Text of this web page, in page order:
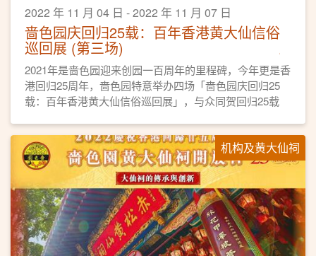
2022 年 11 月 04 日 - 2022 年 11 月 07 日
啬色园庆回归25载：百年香港黄大仙信俗
巡回展 (第三场)
2021年是啬色园迎来创园一百周年的里程碑，今年更是香
港回归25周年，啬色园特意举办四场「啬色园庆回归25
载：百年香港黄大仙信俗巡回展」，与众同贺回归25载
机构及黄大仙祠